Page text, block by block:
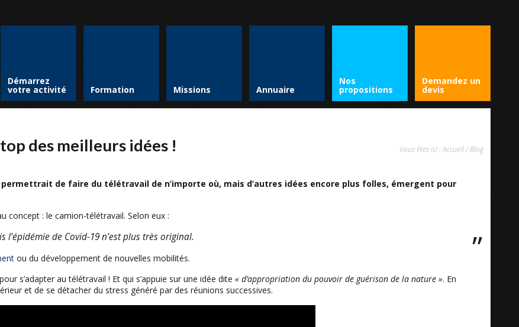
Démarrez
votre activité Formation Missions Annuaire
Nos
propositions
Demandez un
devis
des meilleurs idées ! Vous êtes ici :Accueil/Blog
de faire du télétravail de n’importe où, mais d’autres idées encore plus folles, émergent pour
concept : le camion-télétravail. Selon eux :
de Covid-19 n’est plus très original.
ou du développement de nouvelles mobilités.
pour s’adapter au télétravail ! Et qui s’appuie sur une idée dite « d’appropriation du pouvoir de guérison de la nature ». En
et de se détacher du stress généré par des réunions successives.